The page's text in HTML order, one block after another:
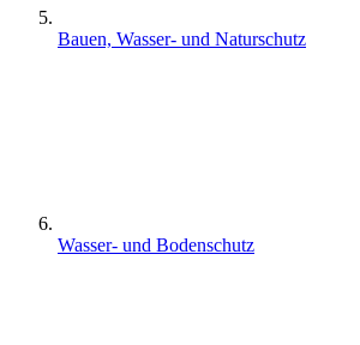
Bauen, Wasser- und Naturschutz
Wasser- und Bodenschutz